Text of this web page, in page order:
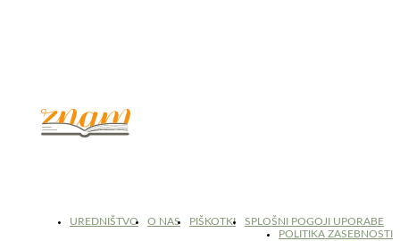
UREDNIŠTVO O NAS PIŠKOTKI
SPLOŠNI POGOJI UPORABE
POLITIKA ZASEBNOSTI